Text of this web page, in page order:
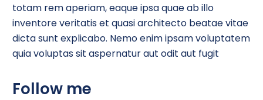
totam rem aperiam, eaque ipsa quae ab illo
inventore veritatis et quasi architecto beatae vitae
dicta sunt explicabo. Nemo enim ipsam voluptatem
quia voluptas sit aspernatur aut odit aut fugit
Follow me